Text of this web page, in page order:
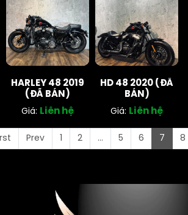
HARLEY 48 2019
(ĐÃ BÁN)
Giá: Liên hệ
HD 48 2020 (ĐÃ
BÁN)
Giá: Liên hệ
Prev 1 2 ... 5 6 7 8